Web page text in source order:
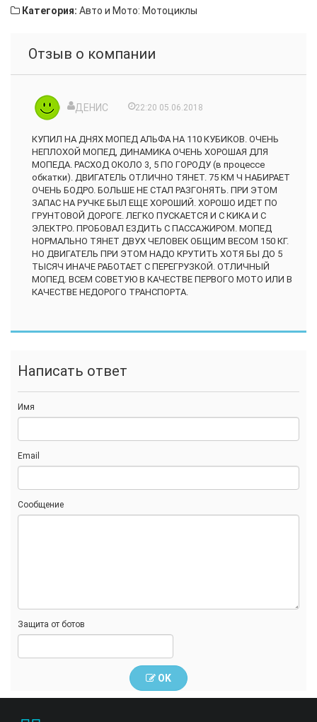
Категория: Авто и Мото: Мотоциклы
Отзыв о компании
ДЕНИС 22:20 05.06.2018
КУПИЛ НА ДНЯХ МОПЕД АЛЬФА НА 110 КУБИКОВ. ОЧЕНЬ
НЕПЛОХОЙ МОПЕД, ДИНАМИКА ОЧЕНЬ ХОРОШАЯ ДЛЯ
МОПЕДА. РАСХОД ОКОЛО 3, 5 ПО ГОРОДУ (в процессе
обкатки). ДВИГАТЕЛЬ ОТЛИЧНО ТЯНЕТ. 75 КМ Ч НАБИРАЕТ
ОЧЕНЬ БОДРО. БОЛЬШЕ НЕ СТАЛ РАЗГОНЯТЬ. ПРИ ЭТОМ
ЗАПАС НА РУЧКЕ БЫЛ ЕЩЕ ХОРОШИЙ. ХОРОШО ИДЕТ ПО
ГРУНТОВОЙ ДОРОГЕ. ЛЕГКО ПУСКАЕТСЯ И С КИКА И С
ЭЛЕКТРО. ПРОБОВАЛ ЕЗДИТЬ С ПАССАЖИРОМ. МОПЕД
НОРМАЛЬНО ТЯНЕТ ДВУХ ЧЕЛОВЕК ОБЩИМ ВЕСОМ 150 КГ.
НО ДВИГАТЕЛЬ ПРИ ЭТОМ НАДО КРУТИТЬ ХОТЯ БЫ ДО 5
ТЫСЯЧ ИНАЧЕ РАБОТАЕТ С ПЕРЕГРУЗКОЙ. ОТЛИЧНЫЙ
МОПЕД. ВСЕМ СОВЕТУЮ В КАЧЕСТВЕ ПЕРВОГО МОТО ИЛИ В
КАЧЕСТВЕ НЕДОРОГО ТРАНСПОРТА.
Написать ответ
Имя
Email
Сообщение
Защита от ботов
OK